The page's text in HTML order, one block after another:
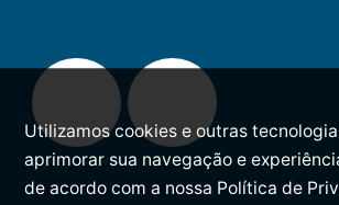
Utilizamos cookies e outras
aprimorar sua navegação e
de acordo com a nossa Política de